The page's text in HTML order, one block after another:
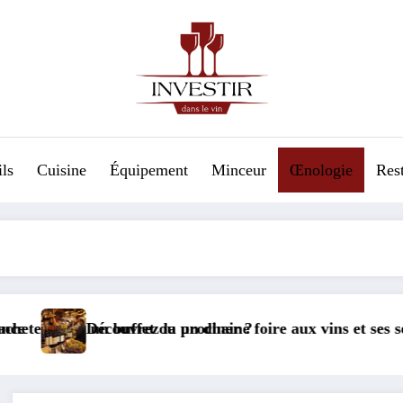
Cuisine Équipement Minceur Œnologie
diner ?foire aux vins et ses sélections exclusives à prix
Les secrets